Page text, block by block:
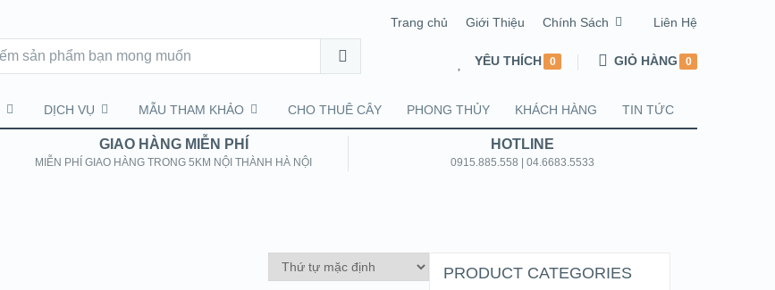
Trang chủ Giới Thiệu Chính Sách Liên Hệ
YÊU THÍCH 0 GIỎ HÀNG 0
DỊCH VỤ MẪU THAM KHẢO CHO THUÊ CÂY PHONG THỦY KHÁCH HÀNG TIN TỨC
GIAO HÀNG MIỄN PHÍ
MIỄN PHÍ GIAO HÀNG TRONG 5KM NỘI THÀNH HÀ NỘI
HOTLINE
0915.885.558 | 04.6683.5533
PRODUCT CATEGORIES